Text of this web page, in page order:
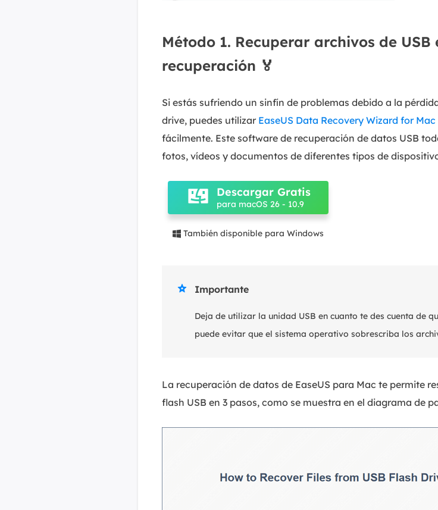
Método 1. Recuperar archivos de
recuperación 🏅
Si estás sufriendo un sinfín de problemas debido a la
drive, puedes utilizar EaseUS Data Recovery Wizard for Mac
fácilmente. Este software de recuperación de datos USB
fotos, vídeos y documentos de diferentes tipos de
Descargar Gratis
para macOS 26 - 10.9
 También disponible para Windows
 Importante
Deja de utilizar la unidad USB en cuanto te des cuenta de
puede evitar que el sistema operativo sobrescriba los
La recuperación de datos de EaseUS para Mac te permite
flash USB en 3 pasos, como se muestra en el diagrama de